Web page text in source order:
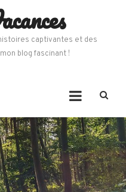
captivantes et des
blog fascinant !